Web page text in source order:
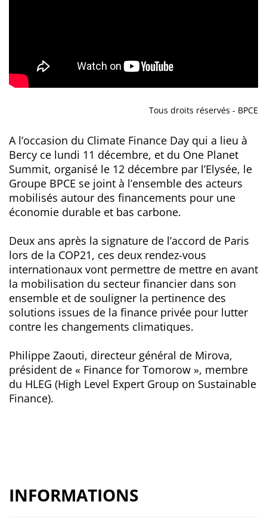
Tous droits réservés - BPCE
A l’occasion du Climate Finance Day qui a lieu à
Bercy ce lundi 11 décembre, et du One Planet
Summit, organisé le 12 décembre par l’Elysée, le
Groupe BPCE se joint à l’ensemble des acteurs
mobilisés autour des financements pour une
économie durable et bas carbone.
Deux ans après la signature de l’accord de Paris
lors de la COP21, ces deux rendez-vous
internationaux vont permettre de mettre en avant
la mobilisation du secteur financier dans son
ensemble et de souligner la pertinence des
solutions issues de la finance privée pour lutter
contre les changements climatiques.
Philippe Zaouti, directeur général de Mirova,
président de « Finance for Tomorow », membre
du HLEG (High Level Expert Group on Sustainable
Finance).
INFORMATIONS